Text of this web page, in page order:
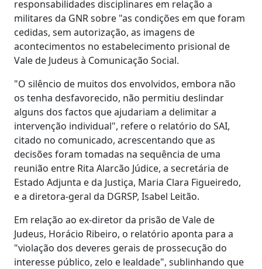
responsabilidades disciplinares em relação a
militares da GNR sobre "as condições em que foram
cedidas, sem autorização, as imagens de
acontecimentos no estabelecimento prisional de
Vale de Judeus à Comunicação Social.
"O silêncio de muitos dos envolvidos, embora não
os tenha desfavorecido, não permitiu deslindar
alguns dos factos que ajudariam a delimitar a
intervenção individual", refere o relatório do SAI,
citado no comunicado, acrescentando que as
decisões foram tomadas na sequência de uma
reunião entre Rita Alarcão Júdice, a secretária de
Estado Adjunta e da Justiça, Maria Clara Figueiredo,
e a diretora-geral da DGRSP, Isabel Leitão.
Em relação ao ex-diretor da prisão de Vale de
Judeus, Horácio Ribeiro, o relatório aponta para a
"violação dos deveres gerais de prossecução do
interesse público, zelo e lealdade", sublinhando que